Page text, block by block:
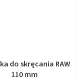
do skręcania RAW
110 mm